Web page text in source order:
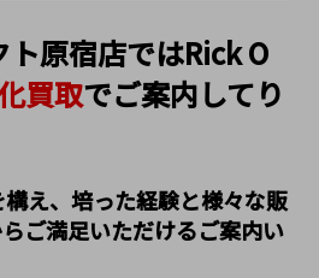
原宿店ではRick O
買取でご案内してり
え、培った経験と様々な販
ご満足いただけるご案内い